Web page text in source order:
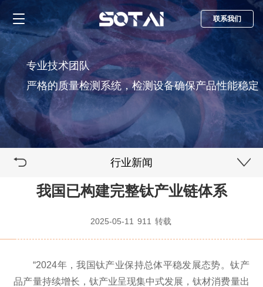
联系我们
专业技术团队
严格的质量检测系统，检测设备确保产品性能稳定
行业新闻
我国已构建完整钛产业链体系
2025-05-11 911 转载
“2024年，我国钛产业保持总体平稳发展态势。钛产
品产量持续增长，钛产业呈现集中式发展，钛材消费量出